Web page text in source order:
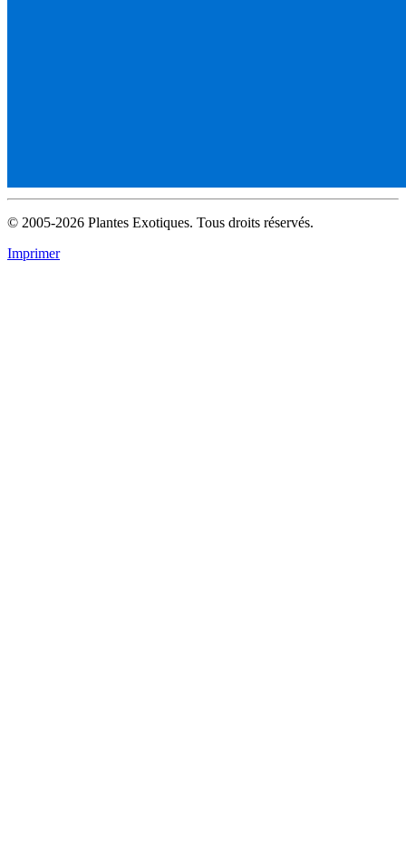
© 2005-2026 Plantes Exotiques. Tous droits réservés.
Imprimer